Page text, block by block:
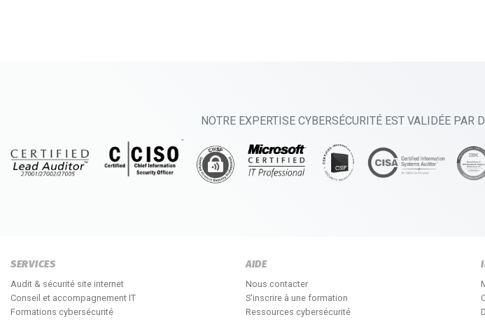
NOTRE EXPERTISE CYBERSÉCURITÉ EST VALIDÉE
SERVICES
Audit & sécurité site internet
Conseil et accompagnement IT
Formations cybersécurité
AIDE
Nous contacter
S'inscrire à une formation
Ressources cybersécurité